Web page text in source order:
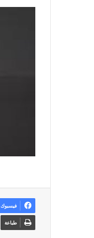
فيسبوك
طباعة